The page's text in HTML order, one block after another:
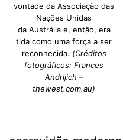
vontade da Associação das
Nações Unidas
da Austrália e, então, era
tida como uma força a ser
reconhecida. (Créditos
fotográficos: Frances
Andrijich –
thewest.com.au)